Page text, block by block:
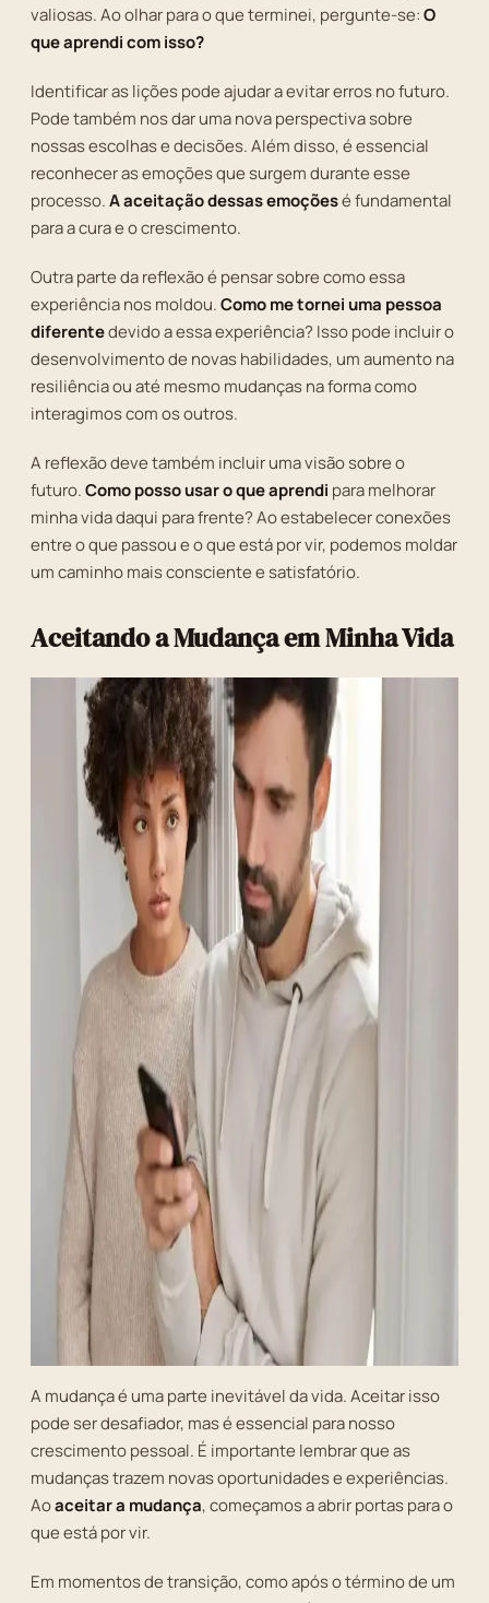
valiosas. Ao olhar para o que terminei, pergunte-se:O
que aprendi com isso?
Identificar as lições pode ajudar a evitar erros no futuro.
Pode também nos dar uma nova perspectiva sobre
nossas escolhas e decisões. Além disso, é essencial
reconhecer as emoções que surgem durante esse
processo.A aceitação dessas emoçõesé fundamental
para a cura e o crescimento.
Outra parte da reflexão é pensar sobre como essa
experiência nos moldou.Como me tornei uma pessoa
diferentedevido a essa experiência? Isso pode incluir o
desenvolvimento de novas habilidades, um aumento na
resiliência ou até mesmo mudanças na forma como
interagimos com os outros.
A reflexão deve também incluir uma visão sobre o
futuro.Como posso usar o que aprendi para melhorar
minha vida daqui para frente? Ao estabelecer conexões
entre o que passou e o que está por vir, podemos moldar
um caminho mais consciente e satisfatório.
Aceitando a Mudança em Minha Vida
A mudança é uma parte inevitável da vida. Aceitar isso
pode ser desafiador, mas é essencial para nosso
crescimento pessoal. É importante lembrar que as
mudanças trazem novas oportunidades e experiências.
Aoaceitar a mudança, começamos a abrir portas para o
que está por vir.
Em momentos de transição, como após o término de um